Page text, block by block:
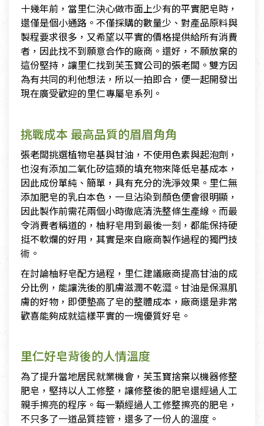
十幾年前，當里仁決心做市面上少有的平實肥皂時，
還僅是個小通路。不僅採購的數量少、對產品原料與
製程要求很多，又希望以平實的價格提供給所有消費
者，因此找不到願意合作的廠商。還好，不願放棄的
這份堅持，讓里仁找到芙玉寶公司的張老闆。雙方因
為有共同的利他想法，所以一拍即合，便一起開發出
現在廣受歡迎的里仁專屬皂系列。
挑戰成本 最高品質的眉眉角角
張老闆挑選植物皂基與甘油，不使用色素與起泡劑，
也沒有添加二氧化矽這類的填充物來降低皂基成本，
因此成份單純、簡單，具有充分的洗淨效果。里仁無
添加肥皂的乳白本色，一旦沾染到顏色便會很明顯，
因此製作前需花兩個小時徹底清洗整條生產線。而最
令消費者稱道的，柚籽皂用到最後一刻，都能保持硬
挺不軟爛的好用，其實是來自廠商製作過程的獨門技
術。
在討論柚籽皂配方過程，里仁建議廠商提高甘油的成
分比例，能讓洗後的肌膚滋潤不乾澀。甘油是保濕肌
膚的好物，即便墊高了皂的整體成本，廠商還是非常
歡喜能夠成就這樣平實的一塊優質好皂。
里仁好皂背後的人情溫度
為了提升當地居民就業機會，芙玉寶捨棄以機器修整
肥皂，堅持以人工修整，讓修整後的肥皂還經過人工
親手擦亮的程序。每一顆經過人工修整擦亮的肥皂，
不只多了一道品質控管，還多了一份人的溫度。